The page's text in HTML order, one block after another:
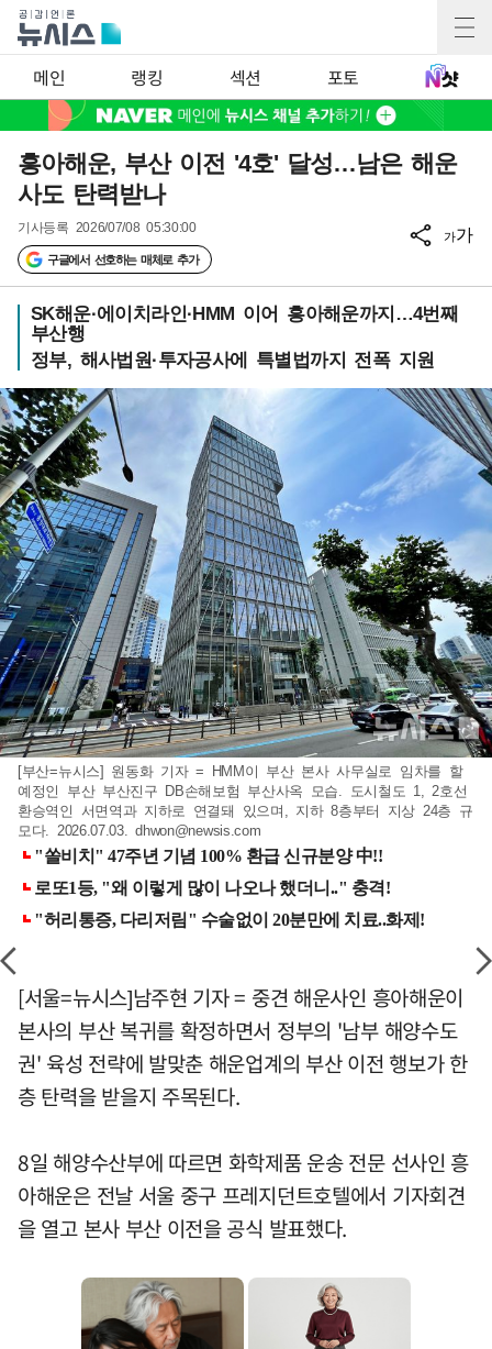
메인 랭킹 섹션 포토
흥아해운, 부산 이전 '4호' 달성…남은 해운
사도 탄력받나
기사등록 2026/07/08 05:30:00
구글에서 선호하는 매체로 추가
가가
SK해운·에이치라인·HMM 이어 흥아해운까지…4번째
부산행
정부, 해사법원·투자공사에 특별법까지 전폭 지원
[부산=뉴시스] 원동화 기자 = HMM이 부산 본사 사무실로 임차를 할
예정인 부산 부산진구 DB손해보험 부산사옥 모습. 도시철도 1, 2호선
환승역인 서면역과 지하로 연결돼 있으며, 지하 8층부터 지상 24층 규
모다. 2026.07.03.dhwon@newsis.com
[서울=뉴시스]남주현 기자 = 중견 해운사인 흥아해운이
본사의 부산 복귀를 확정하면서 정부의 '남부 해양수도
권' 육성 전략에 발맞춘 해운업계의 부산 이전 행보가 한
층 탄력을 받을지 주목된다.
8일 해양수산부에 따르면 화학제품 운송 전문 선사인 흥
아해운은 전날 서울 중구 프레지던트호텔에서 기자회견
을 열고 본사 부산 이전을 공식 발표했다.